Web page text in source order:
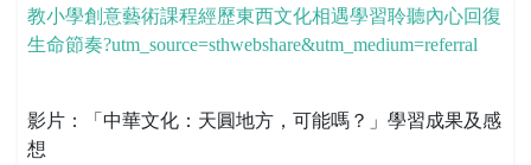
教小學創意藝術課程經歷東西文化相遇學習聆聽內心回復
生命節奏?utm_source=sthwebshare&utm_medium=referral
影片：「中華文化：天圓地方，可能嗎？」學習成果及感
想